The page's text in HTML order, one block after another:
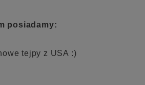
posiadamy:
tejpy z USA :)